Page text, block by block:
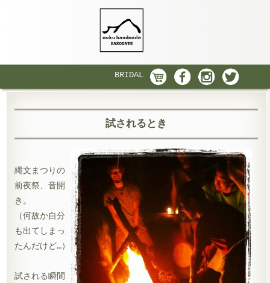
BRIDAL
試されるとき
縄文まつりの
前夜祭、音開
き。
（何故か自分
も出てしまっ
たんだけど…）
試される瞬間